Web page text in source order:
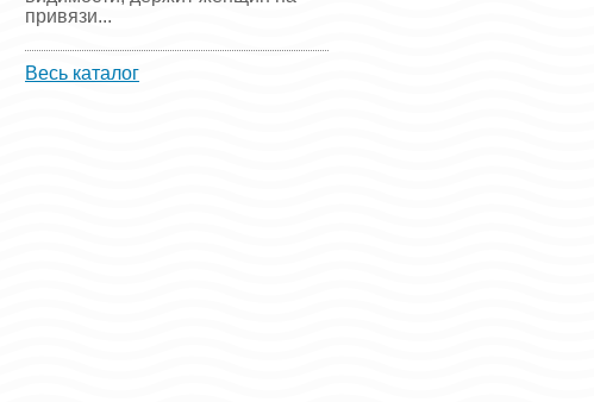
привязи...
Весь каталог